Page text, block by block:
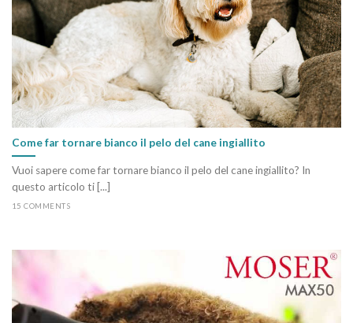
Come far tornare bianco il pelo del cane ingiallito
Vuoi sapere come far tornare bianco il pelo del cane ingiallito? In
questo articolo ti [...]
15 COMMENTS